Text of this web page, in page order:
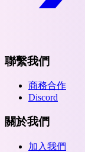
聯繫我們
商務合作
Discord
關於我們
加入我們